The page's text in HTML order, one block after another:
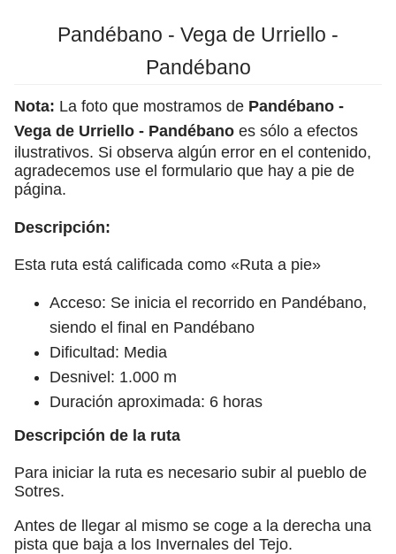
Pandébano - Vega de Urriello -
Pandébano
Nota: La foto que mostramos de Pandébano -
Vega de Urriello - Pandébano es sólo a efectos
ilustrativos. Si observa algún error en el contenido,
agradecemos use el formulario que hay a pie de
página.
Descripción:
Esta ruta está calificada como «Ruta a pie»
Acceso: Se inicia el recorrido en Pandébano,
siendo el final en Pandébano
Dificultad: Media
Desnivel: 1.000 m
Duración aproximada: 6 horas
Descripción de la ruta
Para iniciar la ruta es necesario subir al pueblo de
Sotres.
Antes de llegar al mismo se coge a la derecha una
pista que baja a los Invernales del Tejo.